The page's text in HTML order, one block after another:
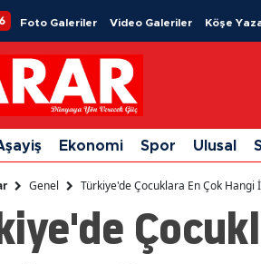
Foto Galeriler Video Galeriler Köşe
Ekonomi Spor Ulusal
Genel Türkiye'de Çocuklara En Çok Hangi